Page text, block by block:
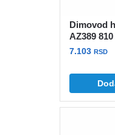
Dimovod
AZ389
7.103RSD